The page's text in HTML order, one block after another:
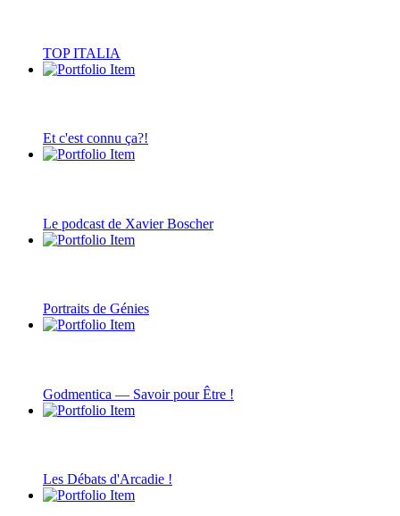
TOP ITALIA
Et c'est connu ça?!
Le podcast de Xavier Boscher
Portraits de Génies
Godmentica — Savoir pour Être !
Les Débats d'Arcadie !